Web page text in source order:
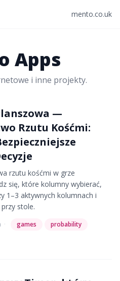
mento.co.uk
Apps
i inne projekty.
—
Rzutu Kośćmi:
rzutu kośćmi w grze
się, które kolumny wybierać,
1–3 aktywnych kolumnach i
stole.
· games
probability